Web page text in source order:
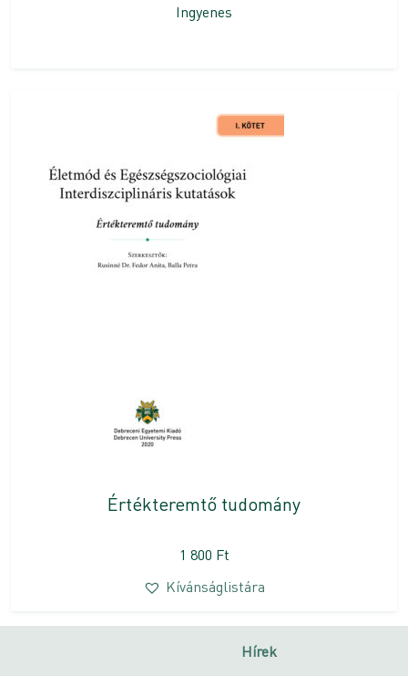
Ingyenes
Értékteremtő tudomány
1 800 Ft
Kívánságlistára
Hírek